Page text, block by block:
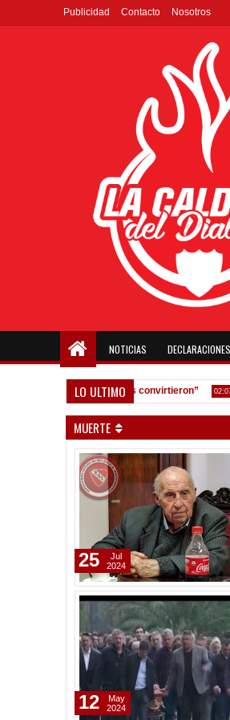
Publicidad Contacto Nosotros
NOTICIAS DECLARACIONES
LO ULTIMO
equivocamos y ellos convirtieron” 02:07 AM
MUERTE
25
Jul
2024
12
May
2024